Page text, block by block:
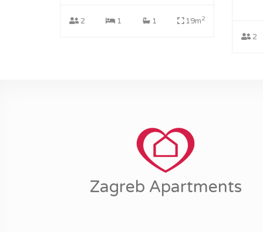
2 1 1 19m2
2
Zagreb Apartments